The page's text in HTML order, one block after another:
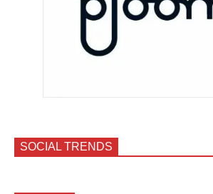
SOCIAL TRENDS